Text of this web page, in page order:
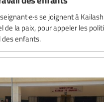
se joignent à
de la paix, pour appeler les
enfants.